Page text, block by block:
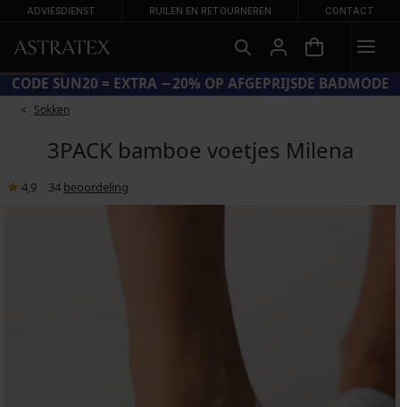
ADVIESDIENST RUILEN EN RETOURNEREN CONTACT
CODE SUN20 = EXTRA −20% OP AFGEPRIJSDE BADMODE
Sokken
3PACK bamboe voetjes Milena
4,9 34 beoordeling